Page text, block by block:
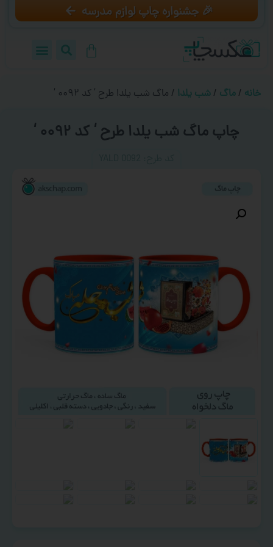
🎉 جشنواره چاپ لوازم مدرسه
خانه / ماگ / شب یلدا / ماگ شب یلدا طرح ‘ کد ۰۰۹۲ ‘
چاپ ماگ شب یلدا طرح ‘ کد ۰۰۹۲ ‘